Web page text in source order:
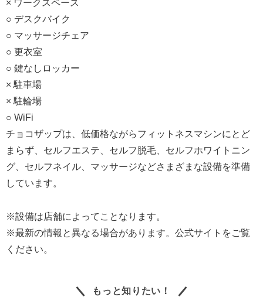
× ワークスペース
○ デスクバイク
○ マッサージチェア
○ 更衣室
○ 鍵なしロッカー
× 駐車場
× 駐輪場
○ WiFi
チョコザップは、低価格ながらフィットネスマシンにとど
まらず、セルフエステ、セルフ脱毛、セルフホワイトニン
グ、セルフネイル、マッサージなどさまざまな設備を準備
しています。
※設備は店舗によってことなります。
※最新の情報と異なる場合があります。公式サイトをご覧
ください。
もっと知りたい！